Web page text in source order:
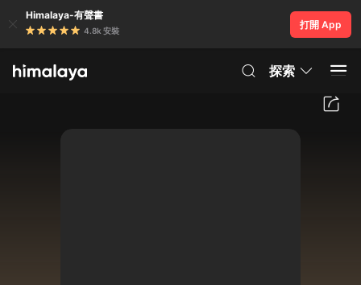
Himalaya-有聲書
4.8k 安裝
打開 App
探索